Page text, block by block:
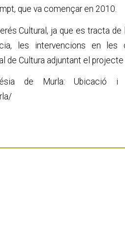
que va començar en 2010.
Cultural, ja que es tracta
les intervencions en les
de Cultura adjuntant el
de Murla: Ubicació i